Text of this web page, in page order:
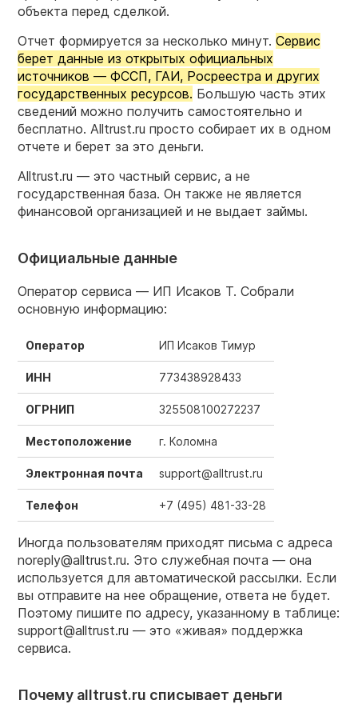
объекта перед сделкой.
Отчет формируется за несколько минут. Сервис
берет данные из открытых официальных
источников — ФССП, ГАИ, Росреестра и других
государственных ресурсов. Большую часть этих
сведений можно получить самостоятельно и
бесплатно. Alltrust.ru просто собирает их в одном
отчете и берет за это деньги.
Alltrust.ru — это частный сервис, а не
государственная база. Он также не является
финансовой организацией и не выдает займы.
Официальные данные
Оператор сервиса — ИП Исаков Т. Собрали
основную информацию:
Оператор ИП Исаков Тимур
ИНН 773438928433
ОГРНИП 325508100272237
Местоположение г. Коломна
Электронная почта support@alltrust.ru
Телефон +7 (495) 481-33-28
Иногда пользователям приходят письма с адреса
noreply@alltrust.ru. Это служебная почта — она
используется для автоматической рассылки. Если
вы отправите на нее обращение, ответа не будет.
Поэтому пишите по адресу, указанному в таблице:
support@alltrust.ru — это «живая» поддержка
сервиса.
Почему alltrust.ru списывает деньги